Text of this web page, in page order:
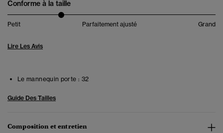
Conforme à la taille
Petit Parfaitement ajusté Grand
Lire Les Avis
Le mannequin porte : 32
Guide Des Tailles
Composition et entretien